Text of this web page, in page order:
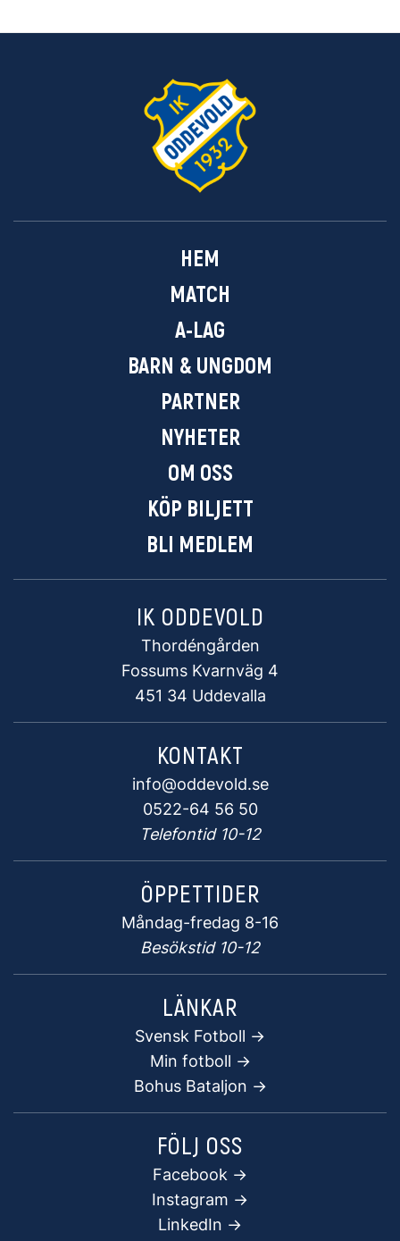
HEM
MATCH
A-LAG
BARN & UNGDOM
PARTNER
NYHETER
OM OSS
KÖP BILJETT
BLI MEDLEM
IK ODDEVOLD
Thordéngården
Fossums Kvarnväg 4
451 34 Uddevalla
KONTAKT
info@oddevold.se
0522-64 56 50
Telefontid 10-12
ÖPPETTIDER
Måndag-fredag 8-16
Besökstid 10-12
LÄNKAR
Svensk Fotboll ->
Min fotboll ->
Bohus Bataljon ->
FÖLJ OSS
Facebook ->
Instagram ->
LinkedIn ->